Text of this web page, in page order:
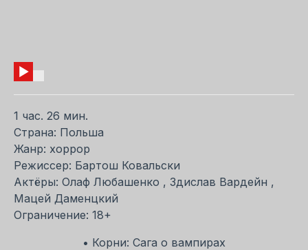
1 час. 26 мин.
Страна: Польша
Жанр: хоррор
Режиссер: Бартош Ковальски
Актёры: Олаф Любашенко , Здислав Вардейн ,
Мацей Даменцкий
Ограничение: 18+
• Корни: Сага о вампирах